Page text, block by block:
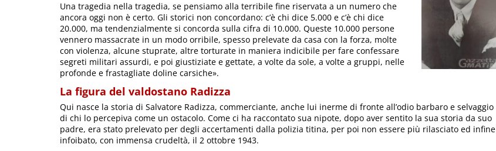
Una tragedia nella tragedia, se pensiamo alla terribile fine riservata a un numero che
ancora oggi non è certo. Gli storici non concordano: c’è chi dice 5.000 e c’è chi dice
20.000, ma tendenzialmente si concorda sulla cifra di 10.000. Queste 10.000 persone
vennero massacrate in un modo orribile, spesso prelevate da casa con la forza, molte
con violenza, alcune stuprate, altre torturate in maniera indicibile per fare confessare
segreti militari assurdi, e poi giustiziate e gettate, a volte da sole, a volte a gruppi, nelle
profonde e frastagliate doline carsiche».
La figura del valdostano Radizza
Qui nasce la storia di Salvatore Radizza, commerciante, anche lui inerme di fronte all’odio barbaro e selvaggio
di chi lo percepiva come un ostacolo. Come ci ha raccontato sua nipote, dopo aver sentito la sua storia da suo
padre, era stato prelevato per degli accertamenti dalla polizia titina, per poi non essere più rilasciato ed infine
infoibato, con immensa crudeltà, il 2 ottobre 1943.